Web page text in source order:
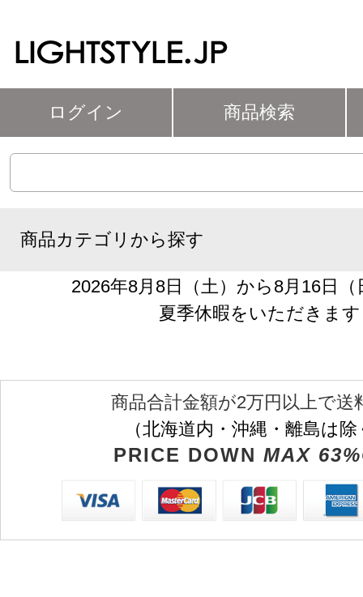
ログイン 商品検索
商品カテゴリから探す
2026年8月8日（土）から8月16日
夏季休暇をいただきます
商品合計金額が2万円以上で送
（北海道内・沖縄・離島は
PRICE DOWN MAX